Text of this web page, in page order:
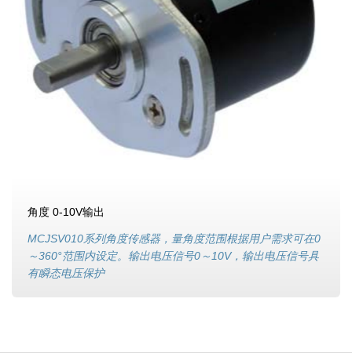
角度 0-10V输出
MCJSV010系列角度传感器，量角度范围根据用户需求可在0
～360°范围内设定。输出电压信号0～10V，输出电压信号具
有瞬态电压保护